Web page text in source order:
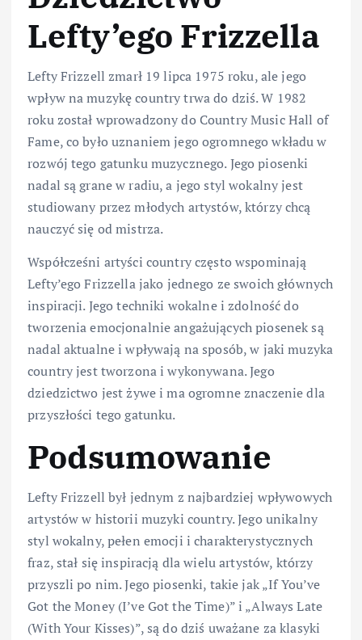
Lefty’ego Frizzella
Lefty Frizzell zmarł 19 lipca 1975 roku, ale jego
wpływ na muzykę country trwa do dziś. W 1982
roku został wprowadzony do Country Music Hall of
Fame, co było uznaniem jego ogromnego wkładu w
rozwój tego gatunku muzycznego. Jego piosenki
nadal są grane w radiu, a jego styl wokalny jest
studiowany przez młodych artystów, którzy chcą
nauczyć się od mistrza.
Współcześni artyści country często wspominają
Lefty’ego Frizzella jako jednego ze swoich głównych
inspiracji. Jego techniki wokalne i zdolność do
tworzenia emocjonalnie angażujących piosenek są
nadal aktualne i wpływają na sposób, w jaki muzyka
country jest tworzona i wykonywana. Jego
dziedzictwo jest żywe i ma ogromne znaczenie dla
przyszłości tego gatunku.
Podsumowanie
Lefty Frizzell był jednym z najbardziej wpływowych
artystów w historii muzyki country. Jego unikalny
styl wokalny, pełen emocji i charakterystycznych
fraz, stał się inspiracją dla wielu artystów, którzy
przyszli po nim. Jego piosenki, takie jak „If You’ve
Got the Money (I’ve Got the Time)” i „Always Late
(With Your Kisses)”, są do dziś uważane za klasyki